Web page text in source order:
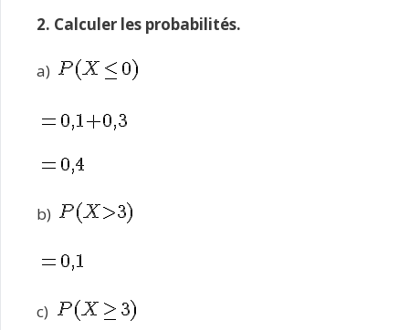
2. Calculer les probabilités.
a)
b)
c)